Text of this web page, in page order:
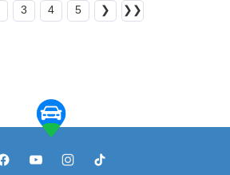
3 4 5 ❯ ❯❯